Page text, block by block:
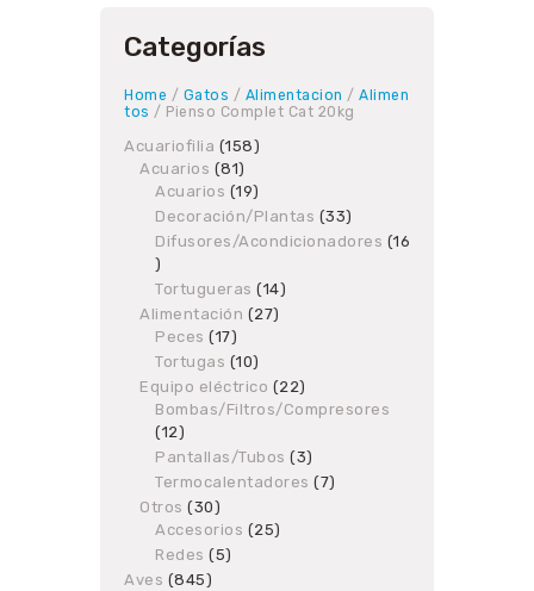
Categorías
Home / Gatos / Alimentacion / Alimen
tos / Pienso Complet Cat 20kg
Acuariofilia 158158
Acuarios 8181
products
Acuarios 1919
products
Decoración/Plantas 3333
products
Difusores/Acondicionadores
16
16
products
Tortugueras 1414
Alimentación 2727
Peces 1717
products
Tortugas 1010
products
Equipo eléctrico 2222
products
Bombas/Filtros/Compresores
1212
products
Pantallas/Tubos 33
products
Termocalentadores 77
Otros 3030
products
Accesorios 2525
Redes 55
Aves 845845